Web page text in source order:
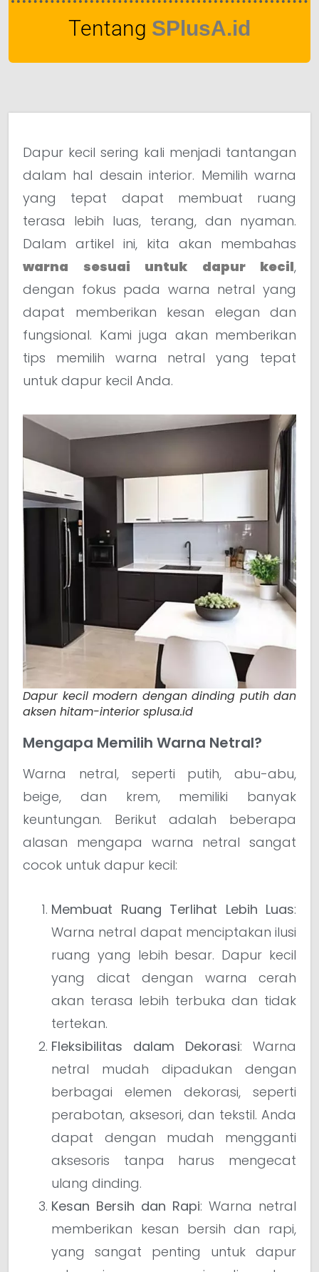
Tentang SPlusA.id
Dapur kecil sering kali menjadi tantangan
dalam hal desain interior. Memilih warna
yang tepat dapat membuat ruang
terasa lebih luas, terang, dan nyaman.
Dalam artikel ini, kita akan membahas
warna sesuai untuk dapur kecil,
dengan fokus pada warna netral yang
dapat memberikan kesan elegan dan
fungsional. Kami juga akan memberikan
tips memilih warna netral yang tepat
untuk dapur kecil Anda.
Dapur kecil modern dengan dinding putih dan
aksen hitam-interior splusa.id
Mengapa Memilih Warna Netral?
Warna netral, seperti putih, abu-abu,
beige, dan krem, memiliki banyak
keuntungan. Berikut adalah beberapa
alasan mengapa warna netral sangat
cocok untuk dapur kecil:
Membuat Ruang Terlihat Lebih Luas:
Warna netral dapat menciptakan ilusi
ruang yang lebih besar. Dapur kecil
yang dicat dengan warna cerah
akan terasa lebih terbuka dan tidak
tertekan.
Fleksibilitas dalam Dekorasi: Warna
netral mudah dipadukan dengan
berbagai elemen dekorasi, seperti
perabotan, aksesori, dan tekstil. Anda
dapat dengan mudah mengganti
aksesoris tanpa harus mengecat
ulang dinding.
Kesan Bersih dan Rapi: Warna netral
memberikan kesan bersih dan rapi,
yang sangat penting untuk dapur